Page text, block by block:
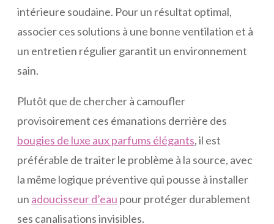
intérieure soudaine. Pour un résultat optimal,
associer ces solutions à une bonne ventilation et à
un entretien régulier garantit un environnement
sain.
Plutôt que de chercher à camoufler
provisoirement ces émanations derrière des
bougies de luxe aux parfums élégants, il est
préférable de traiter le problème à la source, avec
la même logique préventive qui pousse à installer
un adoucisseur d’eau pour protéger durablement
ses canalisations invisibles.